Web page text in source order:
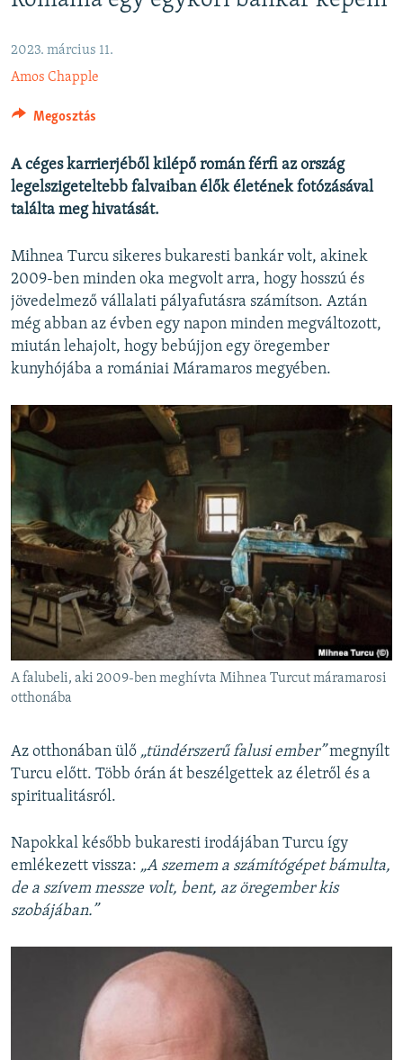
VILÁG
KLÍMAVÁLTOZÁS
A MÚLT TANULSÁGAI
KÖVESSEN MINKET!
Valamennyi RFE/RL weboldal
2023. március 11.
Amos Chapple
Megosztás
A céges karrierjéből kilépő román férfi az ország
legelszigeteltebb falvaiban élők életének fotózásával
találta meg hivatását.
Mihnea Turcu sikeres bukaresti bankár volt, akinek
2009-ben minden oka megvolt arra, hogy hosszú és
jövedelmező vállalati pályafutásra számítson. Aztán
még abban az évben egy napon minden megváltozott,
miután lehajolt, hogy bebújjon egy öregember
kunyhójába a romániai Máramaros megyében.
A falubeli, aki 2009-ben meghívta Mihnea Turcut máramarosi
otthonába
Az otthonában ülő „tündérszerű falusi ember”megnyílt
Turcu előtt. Több órán át beszélgettek az életről és a
spiritualitásról.
Napokkal később bukaresti irodájában Turcu így
emlékezett vissza: „A szemem a számítógépet bámulta,
de a szívem messze volt, bent, az öregember kis
szobájában.”